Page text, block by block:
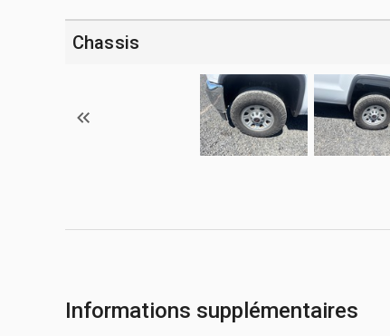
Chassis
Informations supplémentaires